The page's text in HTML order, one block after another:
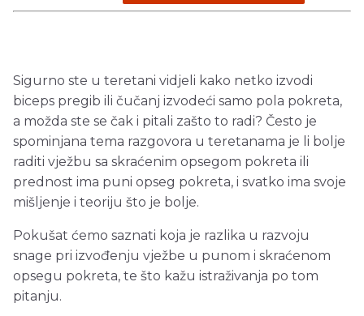
Sigurno ste u teretani vidjeli kako netko izvodi
biceps pregib ili čučanj izvodeći samo pola pokreta,
a možda ste se čak i pitali zašto to radi? Često je
spominjana tema razgovora u teretanama je li bolje
raditi vježbu sa skraćenim opsegom pokreta ili
prednost ima puni opseg pokreta, i svatko ima svoje
mišljenje i teoriju što je bolje.
Pokušat ćemo saznati koja je razlika u razvoju
snage pri izvođenju vježbe u punom i skraćenom
opsegu pokreta, te što kažu istraživanja po tom
pitanju.